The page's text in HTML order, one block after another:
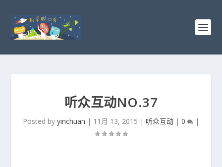
听众互动NO.37
Posted by yinchuan | 11月 13, 2015 | 听众互动 | 0 |